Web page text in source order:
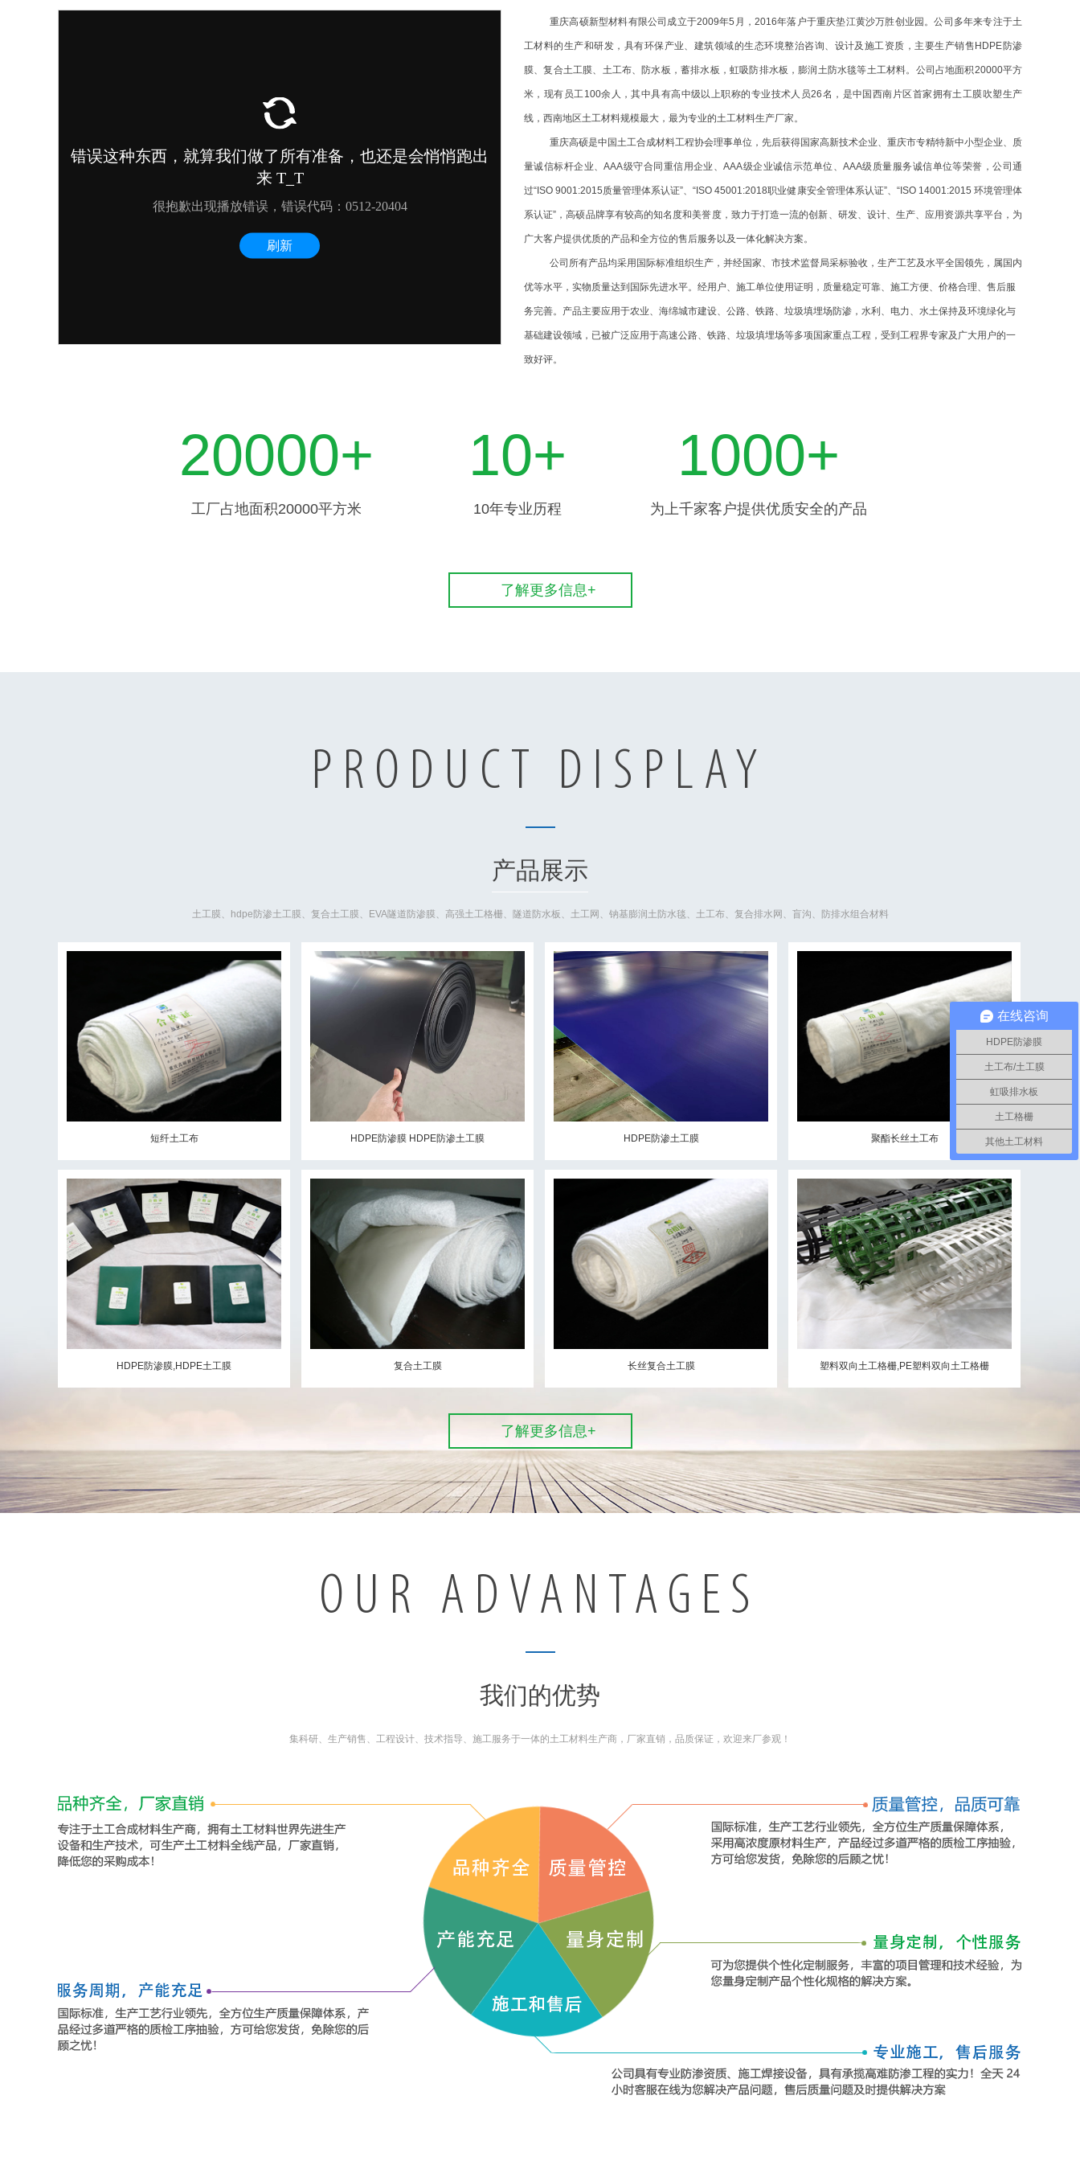
2
重庆高硕新型材料有限公司 成立于2009年5月，2016年落户于重庆垫江黄沙万胜创业园 。公司多年来专注于土
工材料的生产和研发，具有环保产业、建筑领域的生态环境整治咨询、设计及施工资质，主要生产销售 HDPE防渗
膜、复合土工膜、土工布、防水板，蓄排水板，虹吸防排水板，膨润土防水毯等土工材料。公司占地面积20000平方
米，现有员工100余人，其中具有高中级以上职称的专业技术人员26名，是中国西南片区首家拥有土工膜吹塑生产
线，西南地区土工材料规模最大，最为专业的土工材料生产厂家。
重庆高硕是中国土工合成材料工程协会理事单位，先后获得国家高新技术企业、重庆市专精特新中小型企业、质
量诚信标杆企业、AAA级守合同重信用企业、AAA级企业诚信示范单位、AAA级质量服务诚信单位等荣誉，公司通
过“ISO 9001:2015质量管理体系认证”、“ISO 45001:2018职业健康安全管理体系认证”、“ISO 14001:2015 环境管理体
系认证”，高硕品牌享有较高的知名度和美誉度，致力于打造一流的创新、研发、设计、生产、应用资源共享平台， 为
广大客户提供优质的产品和全方位的售后服务以及一体化解决方案。
公司所有产品均采用国际标准组织生产，并经国家、市技术监督局采标验收，生产工艺及水平全国领先，属国内
优等水平，实物质量达到国际先进水平。经用户、施工单位使用证明，质量稳定可靠、施工方便、价格合理、售后服
务完善。产品主要应用于农业、海绵城市建设、公路、铁路、垃圾填埋场防渗，水利、电力、水土保持及环境绿化与
基础建设领域，已被广泛应用于高速公路、铁路、垃圾填埋场等多项国家重点工程，受到工程界专家及广大用户的一
致好评。
20000+
工厂占地面积20000平方米
10+
10年专业历程
1000+
为上千家客户提供优质安全的产品
了解更多信息+
PRODUCT DISPLAY
产品展示
土工膜、hdpe防渗土工膜、复合土工膜、EVA隧道防渗膜、高强土工格栅、隧道防水板、土工网、钠基膨润土防水毯、土工布、复合排水网、盲沟、防排水组合材料
短纤土工布 HDPE防渗膜 HDPE防渗土工膜 HDPE防渗土工膜 聚酯长丝土工布
HDPE防渗膜,HDPE土工膜 复合土工膜 长丝复合土工膜 塑料双向土工格栅,PE塑料双向土工格栅
了解更多信息+
OUR ADVANTAGES
我们的优势
集科研、生产销售、工程设计、技术指导、施工服务于一体的土工材料生产商，厂家直销，品质保证，欢迎来厂参观！
在线咨询
HDPE防渗膜
土工布/土工膜
虹吸排水板
土工格栅
其他土工材料